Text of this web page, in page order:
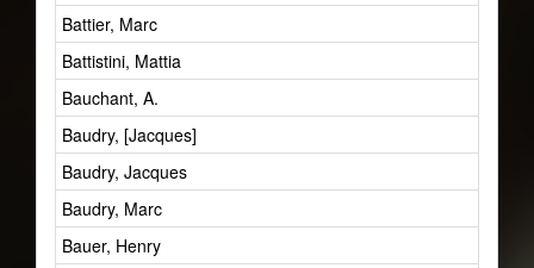
Battier, Marc
Battistini, Mattia
Bauchant, A.
Baudry, [Jacques]
Baudry, Jacques
Baudry, Marc
Bauer, Henry